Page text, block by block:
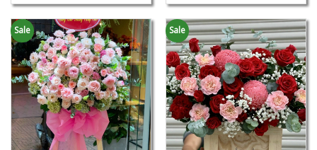
Sale Sale